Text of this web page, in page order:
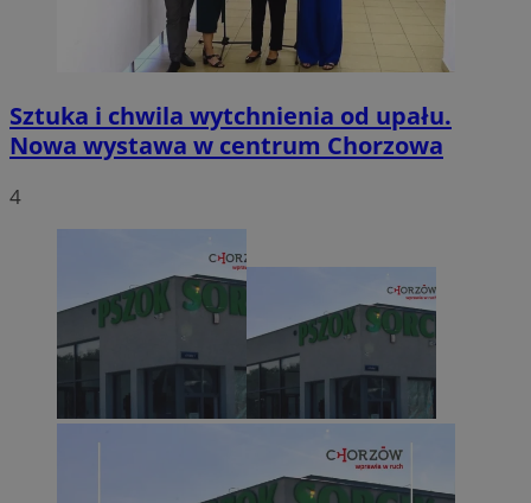
Sztuka i chwila wytchnienia od upału.
Nowa wystawa w centrum Chorzowa
4